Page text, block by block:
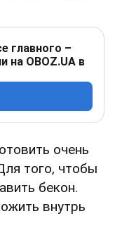
главного –
на OBOZ.UA в
очень
того, чтобы
бекон.
внутрь